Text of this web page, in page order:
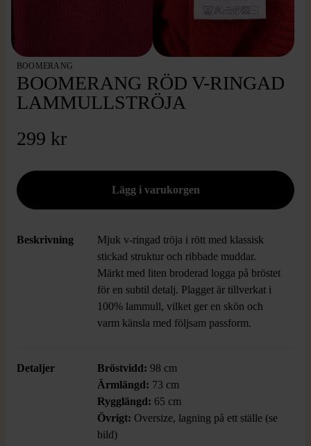
BOOMERANG
BOOMERANG RÖD V-RINGAD
LAMMULLSTRÖJA
299 kr
Beskrivning
Mjuk v-ringad tröja i rött med klassisk
stickad struktur och ribbade muddar.
Märkt med liten broderad logga på bröstet
för en subtil detalj. Plagget är tillverkat i
100% lammull, vilket ger en skön och
varm känsla med följsam passform.
Detaljer Bröstvidd: 98 cm
Ärmlängd: 73 cm
Rygglängd: 65 cm
Övrigt: Oversize, lagning på ett ställe (se
bild)